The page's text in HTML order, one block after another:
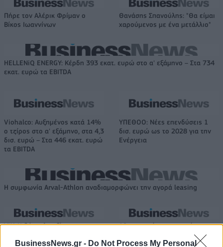
BusinessNews.gr - Do Not Process My Personal
Πήρε τον Αλέρικ Φρίμαν ο
Βίκος Ιωαννίνων
Θανάσης Σπανούλης: "Θα είμαι
χαρούμενος με ένα μετάλλιο"
HELLENiQ ENERGY: Κέρδη 393 εκατ. ευρώ στο α' εξάμηνο – Στα 734
εκατ. ευρώ τα EBITDA
Viohalco: Αυξημένος κατά 14%
ο τζίρος στο α' εξάμηνο, στα 4,3
δισ. ευρώ – Στα 446 εκατ. ευρώ
τα EBITDA
ΥΠΕΘΟΟ: Νέες επενδύσεις 1
δισ. ευρώ ως το 2028 για την
Ενέργεια
Η συμφωνία Arval-Athlon αναδιαμορφώνει την αγορά leasing
VW: Η δύσκολη εξίσωση της
18η συνεχόμενη χρονιά για τον
ΟΤΕ στη διεθνή σειρά δεικτών
FTSE4Good